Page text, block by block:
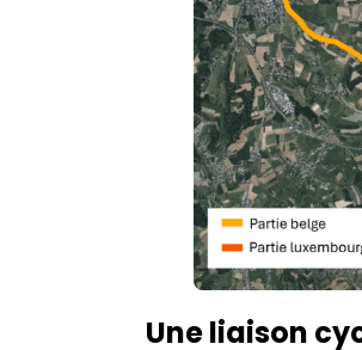
Une liaison